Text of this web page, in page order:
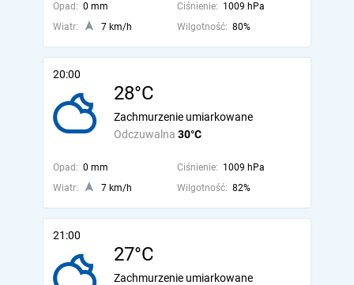
Opad: 0 mm Ciśnienie: 1009 hPa
Wiatr:
7 km/h Wilgotność: 80%
20:00
28°C
Odczuwalna 30°C
Zachmurzenie umiarkowane
Opad: 0 mm Ciśnienie: 1009 hPa
Wiatr:
7 km/h Wilgotność: 82%
21:00
27°C
Zachmurzenie umiarkowane